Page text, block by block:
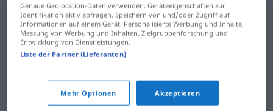
Genaue Geolocation-Daten verwenden. Geräteeigenschaften zur
Identifikation aktiv abfragen. Speichern von und/oder Zugriff auf
Informationen auf einem Gerät. Personalisierte Werbung und Inhalte,
Messung von Werbung und Inhalten, Zielgruppenforschung und
Entwicklung von Dienstleistungen.
Liste der Partner (Lieferanten)
Mehr Optionen Akzeptieren